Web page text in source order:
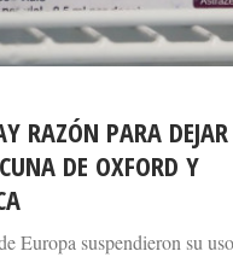
RAZÓN PARA DEJAR
DE OXFORD Y
Europa suspendieron su